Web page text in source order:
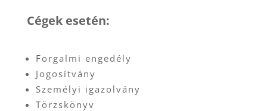
Cégek esetén:
Forgalmi engedély
Jogosítvány
Személyi igazolvány
Törzskönyv